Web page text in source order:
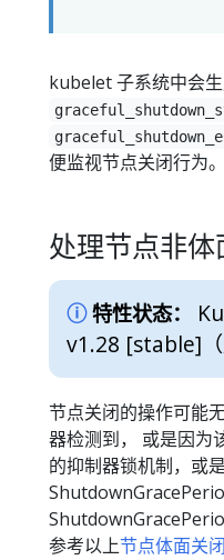
kubelet 子系统中会
便监视节点关闭行为。
处理节点非体
特性状态：
v1.28 [stable]
节点关闭的操作可能
器检测到， 或是因为
的抑制器锁机制，或
参考以上节点体面关闭